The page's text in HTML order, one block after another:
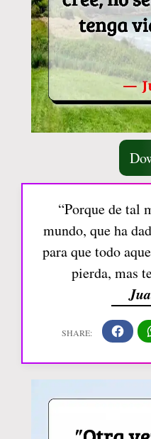
“Porque de tal
mundo, que ha
para que todo
pierda, mas